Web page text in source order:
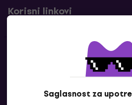
Saglasnost za
Korisni linkovi
Kontakti
Kontaktiraj